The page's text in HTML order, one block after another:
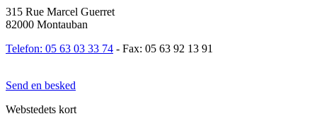
315 Rue Marcel Guerret
82000 Montauban
Telefon: 05 63 03 33 74 - Fax: 05 63 92 13 91
Send en besked
Webstedets kort